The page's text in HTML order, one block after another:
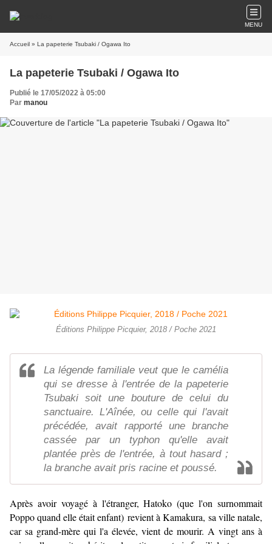
MENU
Accueil » La papeterie Tsubaki / Ogawa Ito
La papeterie Tsubaki / Ogawa Ito
Publié le 17/05/2022 à 05:00
Par manou
Éditions Philippe Picquier, 2018 / Poche 2021
La légende familiale veut que le camélia
qui se dresse à l'entrée de la papeterie
Tsubaki soit une bouture de celui du
sanctuaire. L'Aînée, ou celle qui l'avait
précédée, avait rapporté une branche
cassée par un typhon qu'elle avait
plantée près de l'entrée, à tout hasard ;
la branche avait pris racine et poussé.
Après avoir voyagé à l'étranger, Hatoko (que l'on surnommait
Poppo quand elle était enfant) revient à Kamakura, sa ville natale,
car sa grand-mère qui l'a élevée, vient de mourir. A vingt ans à